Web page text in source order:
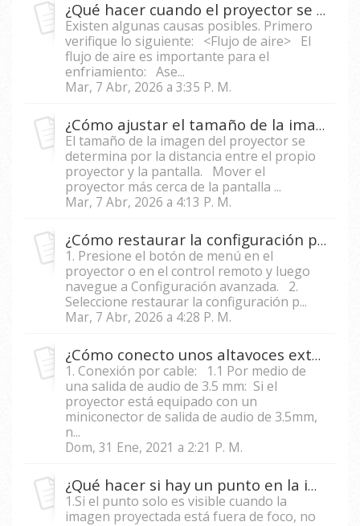
¿Qué hacer cuando el proyector se apaga automáticamente?
Existen algunas causas posibles. Primero
verifique lo siguiente: <Flujo de aire> El
flujo de aire es importante para el
enfriamiento: Ase...
Mar, 7 Abr, 2026 a 3:35 P. M.
¿Cómo ajustar el tamaño de la imagen en un proyector?
El tamaño de la imagen del proyector se
determina por la distancia entre el propio
proyector y la pantalla. Mover el
proyector más cerca de la pantalla ...
Mar, 7 Abr, 2026 a 4:13 P. M.
¿Cómo restaurar la configuración predeterminada en un proyector?
1. Presione el botón de menú en el
proyector o en el control remoto y luego
navegue a Configuración avanzada. 2.
Seleccione restaurar la configuración p...
Mar, 7 Abr, 2026 a 4:28 P. M.
¿Cómo conecto unos altavoces externos a mi proyector?
1. Conexión por cable: 1.1 Por medio de
una salida de audio de 3.5 mm: Si el
proyector está equipado con un
miniconector de salida de audio de 3.5mm,
n...
Dom, 31 Ene, 2021 a 2:21 P. M.
¿Qué hacer si hay un punto en la imagen proyectada?
1.Si el punto solo es visible cuando la
imagen proyectada está fuera de foco, no